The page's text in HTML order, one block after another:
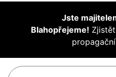
Jste
Blahopřejeme!